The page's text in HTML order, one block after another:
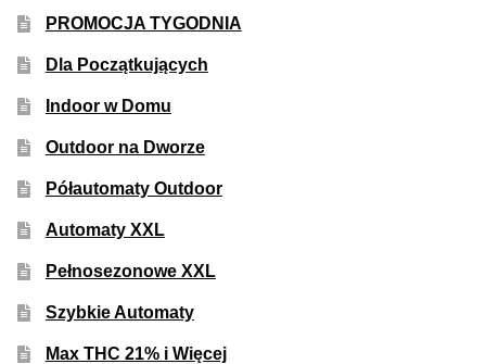
PROMOCJA TYGODNIA
Dla Początkujących
Indoor w Domu
Outdoor na Dworze
Półautomaty Outdoor
Automaty XXL
Pełnosezonowe XXL
Szybkie Automaty
Max THC 21% i Więcej